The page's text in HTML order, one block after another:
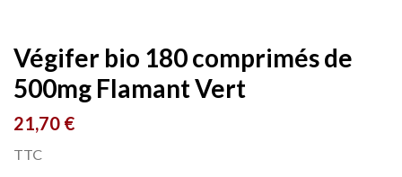
Végifer bio 180 comprimés de
500mg Flamant Vert
21,70 €
TTC